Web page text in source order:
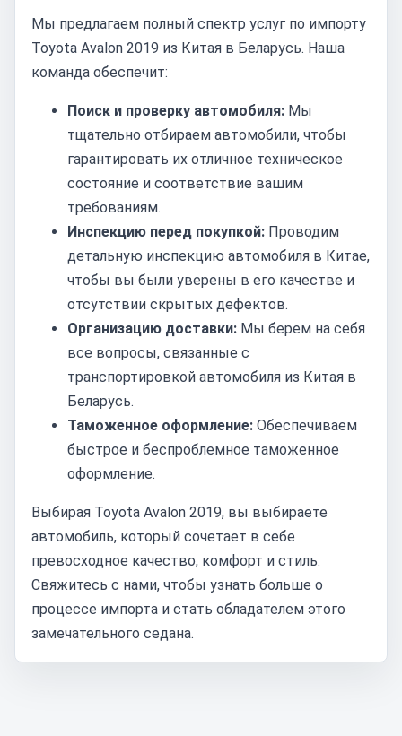
Мы предлагаем полный спектр услуг по импорту
Toyota Avalon 2019 из Китая в Беларусь. Наша
команда обеспечит:
Поиск и проверку автомобиля: Мы
тщательно отбираем автомобили, чтобы
гарантировать их отличное техническое
состояние и соответствие вашим
требованиям.
Инспекцию перед покупкой: Проводим
детальную инспекцию автомобиля в Китае,
чтобы вы были уверены в его качестве и
отсутствии скрытых дефектов.
Организацию доставки: Мы берем на себя
все вопросы, связанные с
транспортировкой автомобиля из Китая в
Беларусь.
Таможенное оформление: Обеспечиваем
быстрое и беспроблемное таможенное
оформление.
Выбирая Toyota Avalon 2019, вы выбираете
автомобиль, который сочетает в себе
превосходное качество, комфорт и стиль.
Свяжитесь с нами, чтобы узнать больше о
процессе импорта и стать обладателем этого
замечательного седана.